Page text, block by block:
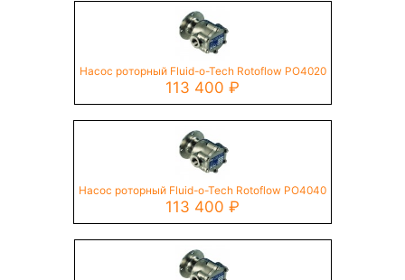
Насос роторный Fluid-o-Tech Rotoflow PO4020
113 400 ₽
Насос роторный Fluid-o-Tech Rotoflow PO4040
113 400 ₽